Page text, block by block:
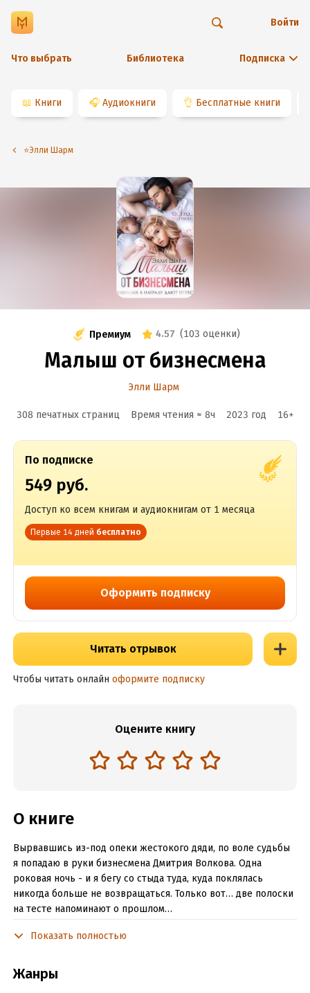
Что выбрать Библиотека Подписка
Войти
📖 Книги 🎧 Аудиокниги 👌 Бесплатные книги
⭐️Элли Шарм
Премиум 4.57 (103 оценки)
Малыш от бизнесмена
Элли Шарм
308 печатных страниц Время чтения ≈ 8ч 2023 год 16+
По подписке
549 руб.
Доступ ко всем книгам и аудиокнигам от 1 месяца
Первые 14 дней бесплатно
Оформить подписку
Читать отрывок
Чтобы читать онлайн оформите подписку
Оцените книгу
О книге
Вырвавшись из-под опеки жестокого дяди, по воле судьбы
я попадаю в руки бизнесмена Дмитрия Волкова. Одна
роковая ночь - и я бегу со стыда туда, куда поклялась
никогда больше не возвращаться. Только вот… две полоски
на тесте напоминают о прошлом…
Дата написания:
Показать полностью
Жанры